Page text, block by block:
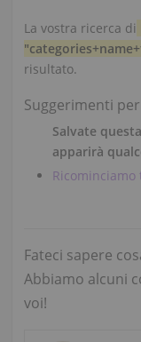
La vostra ricerca di
risultato.
Suggerimenti
Salvate
apparirà
Ricominciamo
Fateci sapere
Abbiamo alcuni
voi!